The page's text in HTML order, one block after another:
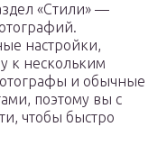
«Стили» —
настройки,
к нескольким
и обычные
поэтому вы с
чтобы быстро